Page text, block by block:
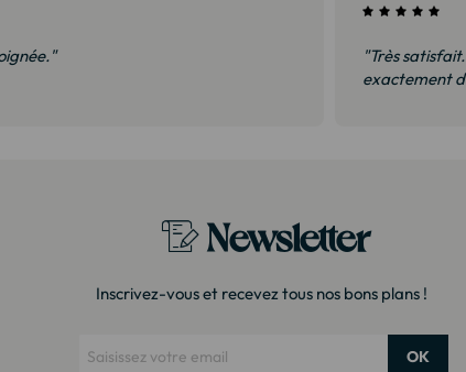
"Très
exactement
Newsletter
Inscrivez-vous et recevez tous nos bons plans !
OK